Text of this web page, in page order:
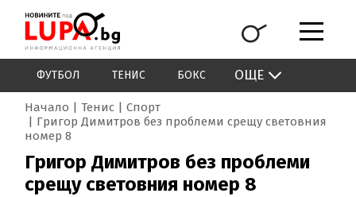
ФУТБОЛ ТЕНИС БОКС ОЩЕ
Начало Тенис
Спорт
Григор Димитров без проблеми срещу световния
номер 8
Григор Димитров без проблеми
срещу световния номер 8